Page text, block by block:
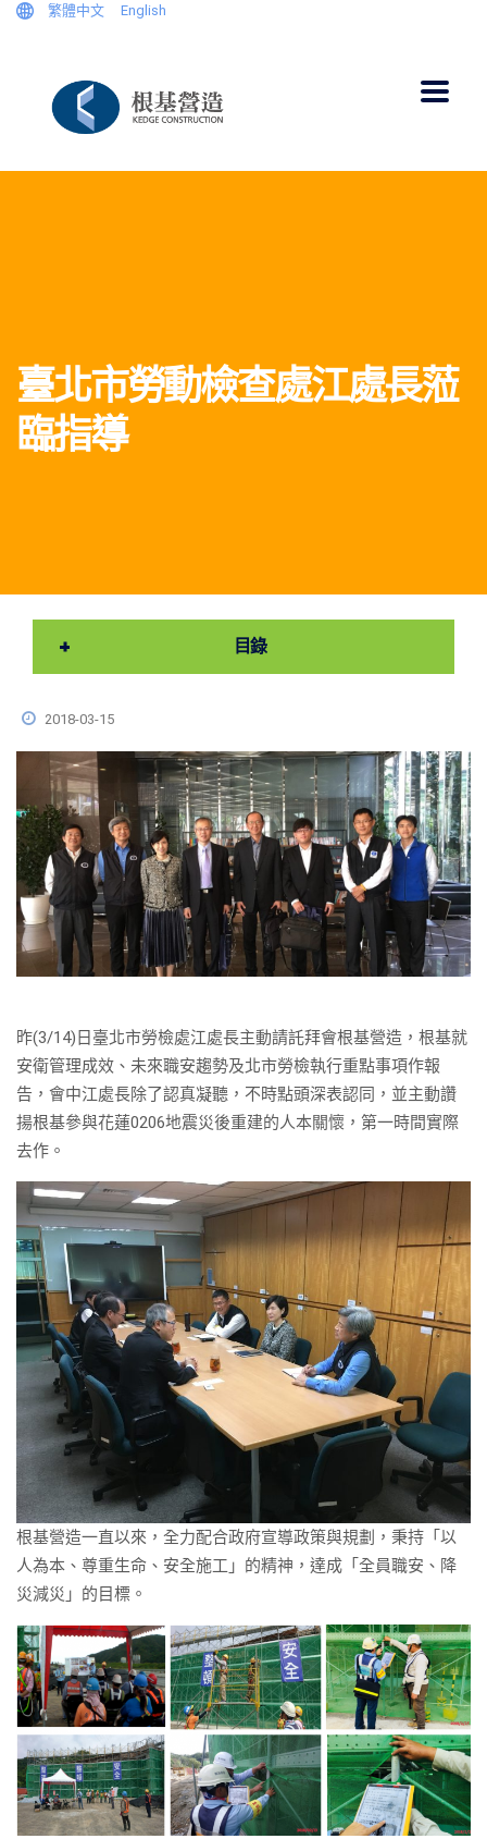
繁體中文 English
臺北市勞動檢查處江處長蒞
臨指導
目錄
2018-03-15
昨(3/14)日臺北市勞檢處江處長主動請託拜會根基營造，根基就
安衛管理成效、未來職安趨勢及北市勞檢執行重點事項作報
告，會中江處長除了認真凝聽，不時點頭深表認同，並主動讚
揚根基參與花蓮0206地震災後重建的人本關懷，第一時間實際
去作。
根基營造一直以來，全力配合政府宣導政策與規劃，秉持「以
人為本、尊重生命、安全施工」的精神，達成「全員職安、降
災減災」的目標。